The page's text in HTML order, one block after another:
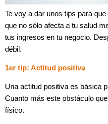
Te voy a dar unos tips para
que no sólo afecta a tu salud
tus ingresos en tu negocio.
débil.
1er tip: Actitud positiva
Una actitud positiva es básica
Cuanto más este obstáculo
físico.